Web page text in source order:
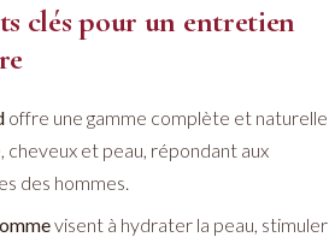
clés pour un entretien
offre une gamme complète et naturelle
cheveux et peau, répondant aux
des hommes.
visent à hydrater la peau, stimuler